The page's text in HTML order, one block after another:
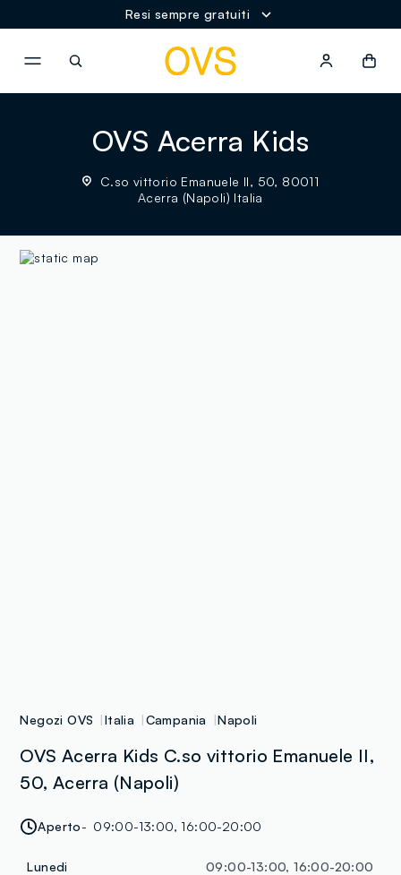
Resi sempre gratuiti
OVS Acerra Kids
C.so vittorio Emanuele II, 50, 80011
Acerra (Napoli) Italia
Negozi OVS Italia Campania Napoli
OVS Acerra Kids C.so vittorio Emanuele II,
50, Acerra (Napoli)
Aperto 09:00-13:00, 16:00-20:00
Lunedi
09:00-13:00, 16:00-20:00